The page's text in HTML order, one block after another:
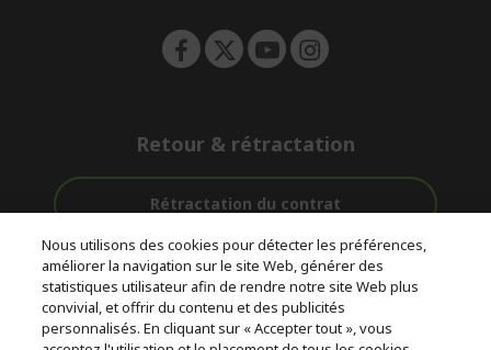
Retour & rétractation
Rétractation du contrat
Livraison
Gratuite
Accompagnement
avant et après-
vente
Avec 0%
D'intérêt
Nous utilisons des cookies pour détecter les préférences,
améliorer la navigation sur le site Web, générer des
statistiques utilisateur afin de rendre notre site Web plus
convivial, et offrir du contenu et des publicités
personnalisés. En cliquant sur « Accepter tout », vous